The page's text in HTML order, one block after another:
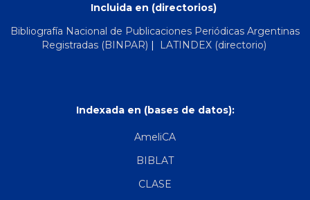
Incluida en (directorios)
Bibliografía Nacional de Publicaciones Periódicas Argentinas
Registradas (BINPAR) | LATINDEX (directorio)
Indexada en (bases de datos):
AmeliCA
BIBLAT
CLASE